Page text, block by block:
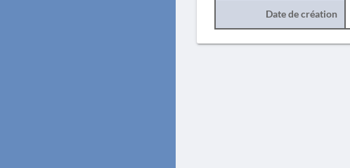
Date de création